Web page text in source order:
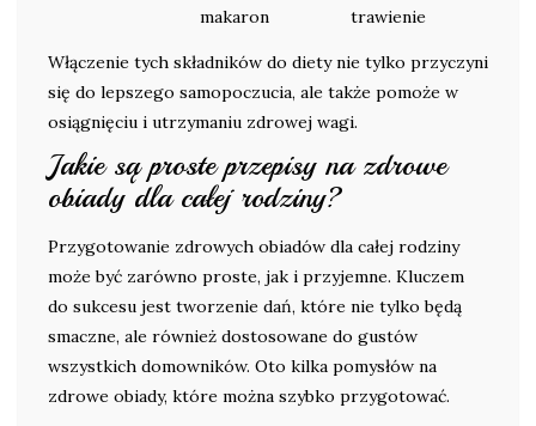
makaron
trawienie
Włączenie tych składników do diety nie tylko przyczyni
się do lepszego samopoczucia, ale także pomoże w
osiągnięciu i utrzymaniu zdrowej wagi.
Jakie są proste przepisy na zdrowe
obiady dla całej rodziny?
Przygotowanie zdrowych obiadów dla całej rodziny
może być zarówno proste, jak i przyjemne. Kluczem
do sukcesu jest tworzenie dań, które nie tylko będą
smaczne, ale również dostosowane do gustów
wszystkich domowników. Oto kilka pomysłów na
zdrowe obiady, które można szybko przygotować.